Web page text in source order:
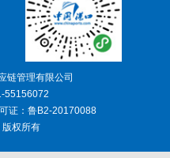
链管理有限公司
55156072
证：鲁B2-20170088
权所有